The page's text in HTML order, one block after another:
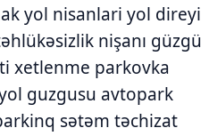
yol nisanlari yol direyi
nişanı güzgü
xetlenme parkovka
guzgusu avtopark
sətəm təchizat